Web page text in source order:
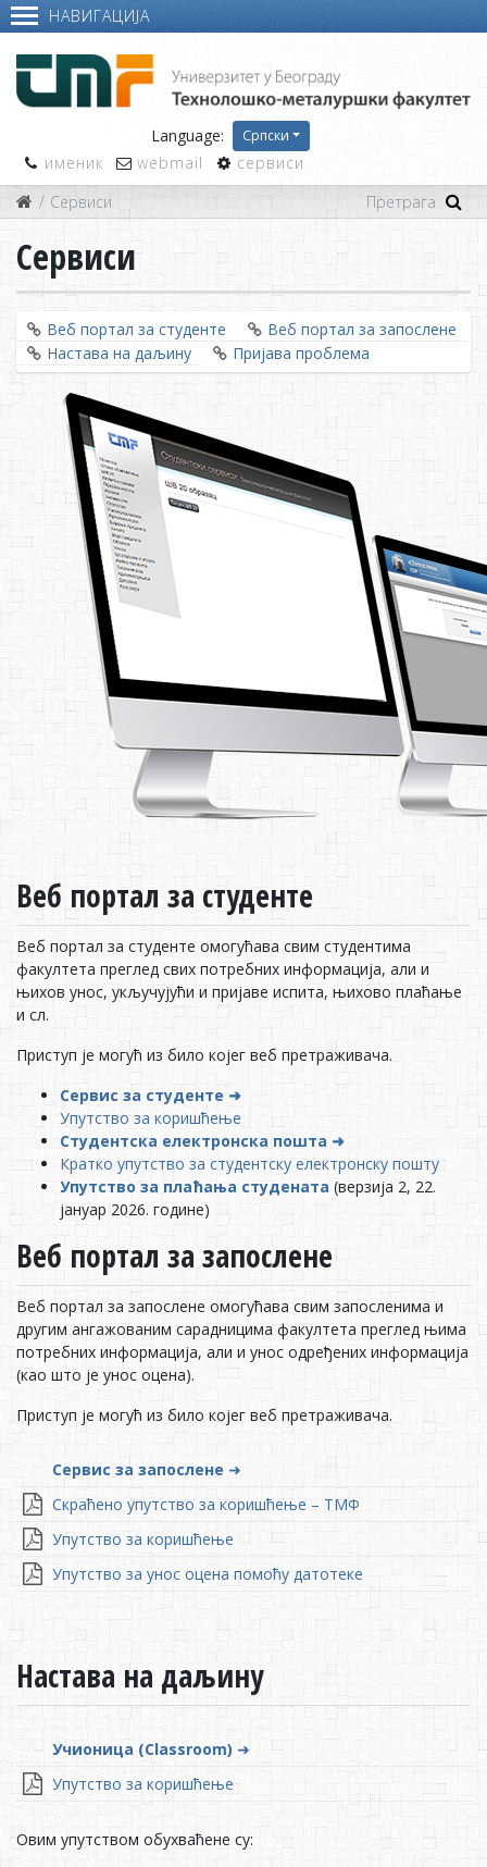
НАВИГАЦИЈА
Language: Српски
именик webmail
сервиси
Сервиси
Сервиси
Веб портал за студенте
Веб портал за запослене
Настава на даљину
Пријава проблема
Веб портал за студенте
Веб портал за студенте омогућава свим студентима
факултета преглед свих потребних информација, али и
њихов унос, укључујући и пријаве испита, њихово плаћање
и сл.
Приступ је могућ из било којег веб претраживача.
Сервис за студенте ➜
Упутство за коришћење
Студентска електронска пошта ➜
Кратко упутство за студентску електронску пошту
Упутство за плаћања студената (верзија 2, 22.
јануар 2026. године)
Веб портал за запослене
Веб портал за запослене омогућава свим запосленима и
другим ангажованим сарадницима факултета преглед њима
потребних информација, али и унос одређених информација
(као што је унос оцена).
Приступ је могућ из било којег веб претраживача.
Сервис за запослене ➜
Скраћено упутство за коришћење – ТМФ
Упутство за коришћење
Упутство за унос оцена помоћу датотеке
Настава на даљину
Учионица (Classroom) ➜
Упутство за коришћење
Овим упутством обухваћене су: